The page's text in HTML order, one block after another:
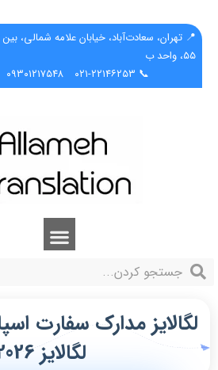
۵۵، واحد ب
📞 ۰۲۱-۲۲۱۴۶۲۵۳
۰۹۳۰۱۲۱۷۵۴۸
لگالایز مدارک سفارت
لگالایز 2026